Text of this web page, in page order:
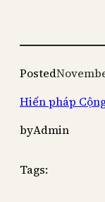
Posted
Hiến pháp
byAdmin
Tags: